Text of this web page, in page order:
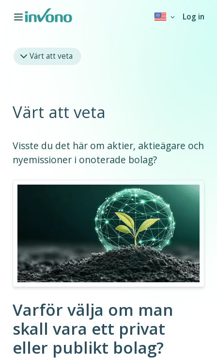
Log in
Värt att veta
Värt att veta
Visste du det här om aktier, aktieägare och
nyemissioner i onoterade bolag?
Varför välja om man
skall vara ett privat
eller publikt bolag?